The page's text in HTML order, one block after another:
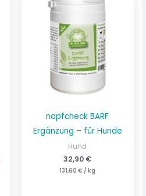
napfcheck BARF
Ergänzung – für Hunde
Hund
32,90 €
131,60€ /kg